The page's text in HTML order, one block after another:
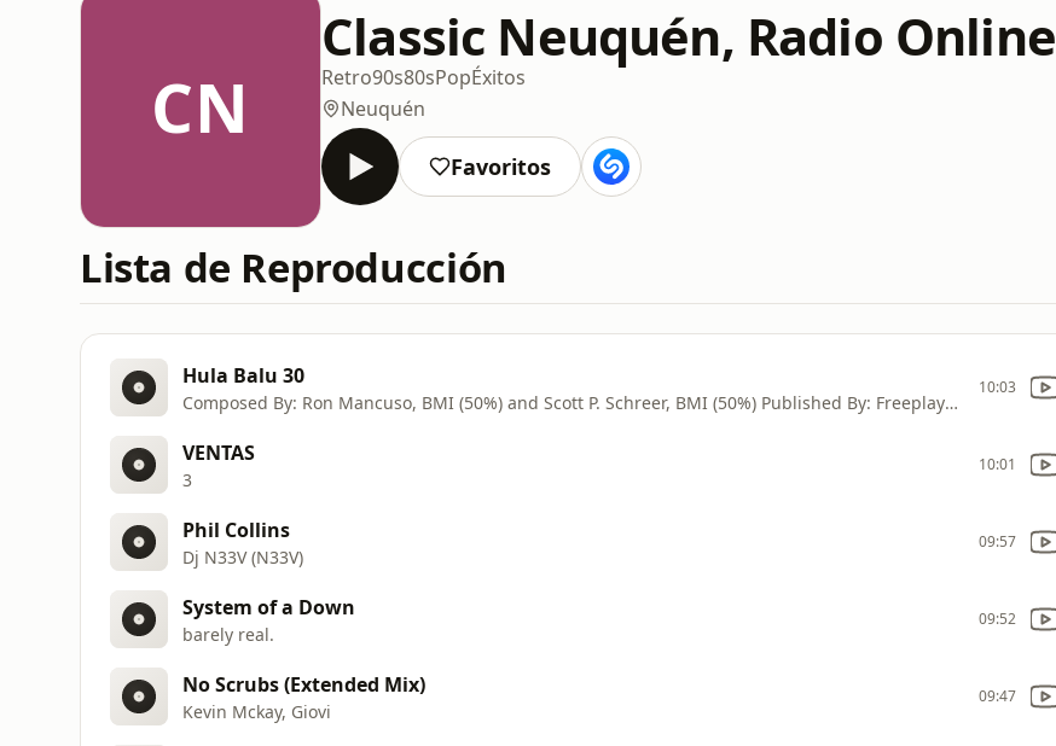
CN
Classic Neuquén, Radio Online
Retro90s80sPopÉxitos
Neuquén
Favoritos
Lista de Reproducción
Hula Balu 30
Composed By: Ron Mancuso, BMI (50%) and Scott P. Schreer, BMI (50%) Published By: Freeplaymusic, BMI (100%)
10:03
VENTAS
3
10:01
Phil Collins
Dj N33V (N33V)
09:57
System of a Down
barely real.
09:52
No Scrubs (Extended Mix)
Kevin Mckay, Giovi
09:47